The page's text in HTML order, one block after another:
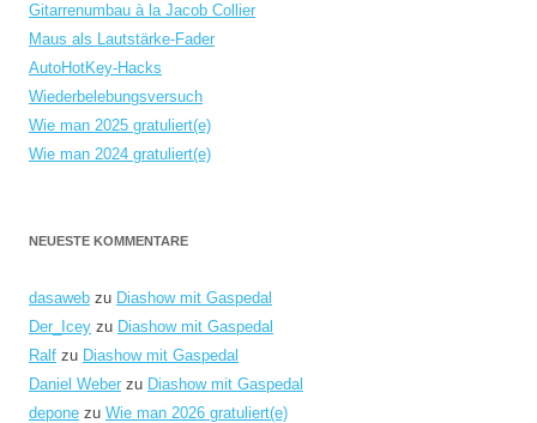
Gitarrenumbau à la Jacob Collier
Maus als Lautstärke-Fader
AutoHotKey-Hacks
Wiederbelebungsversuch
Wie man 2025 gratuliert(e)
Wie man 2024 gratuliert(e)
NEUESTE KOMMENTARE
dasaweb zu Diashow mit Gaspedal
Der_Icey zu Diashow mit Gaspedal
Ralf zu Diashow mit Gaspedal
Daniel Weber zu Diashow mit Gaspedal
depone zu Wie man 2026 gratuliert(e)